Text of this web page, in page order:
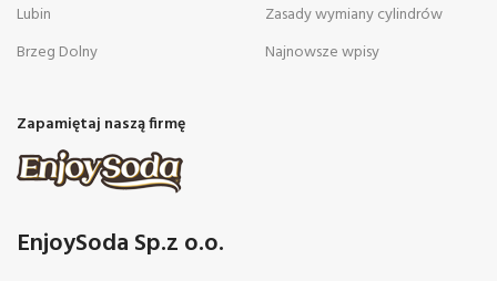
Lubin
Brzeg Dolny
Zasady wymiany cylindrów
Najnowsze wpisy
Zapamiętaj naszą firmę
EnjoySoda Sp.z o.o.